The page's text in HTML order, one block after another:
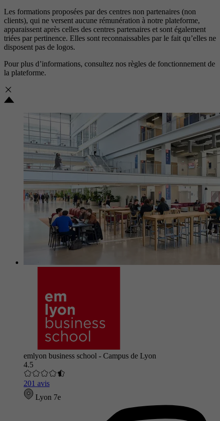
Les formations proposées par des centres non partenaires (non
clients), qui ne versent aucune rémunération à notre plateforme,
apparaissent après celles des centres partenaires et sont également
triées par pertinence. Elles sont reconnaissables par le fait qu’elles ne
disposent pas de logos.
Pour plus d’informations, consultez nos règles de fonctionnement de
la plateforme.
emlyon business school - Campus de Lyon
4.5
201 avis
Lyon 7e